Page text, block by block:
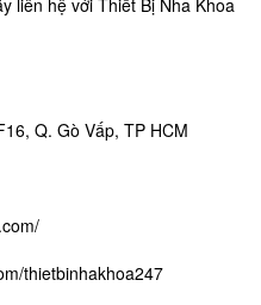
liên hệ với Thiết Bị Nha Khoa
Q. Gò Vấp, TP HCM
thietbinhakhoa247